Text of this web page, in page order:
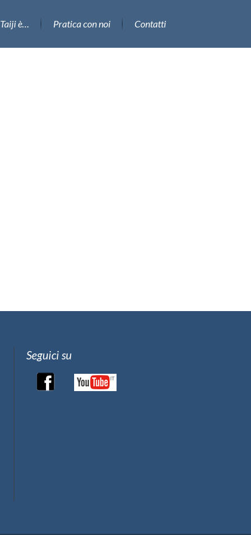
Taiji è… Pratica con noi Contatti
Seguici su